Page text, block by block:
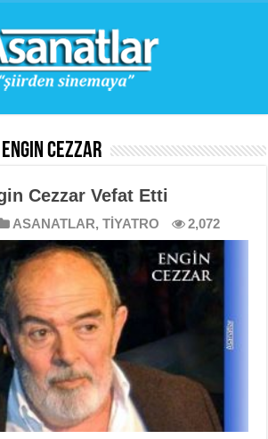
Engin Cezzar
Cezzar Vefat Etti
ASANATLAR,TİYATRO 2,072